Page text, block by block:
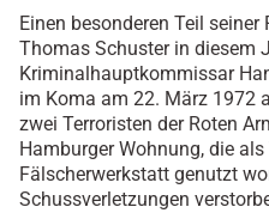
Einen besonderen Teil
Thomas Schuster in diesem
Kriminalhauptkommissar
im Koma am 22. März 1972
zwei Terroristen der Roten
Hamburger Wohnung, die als
Fälscherwerkstatt genutzt
Schussverletzungen